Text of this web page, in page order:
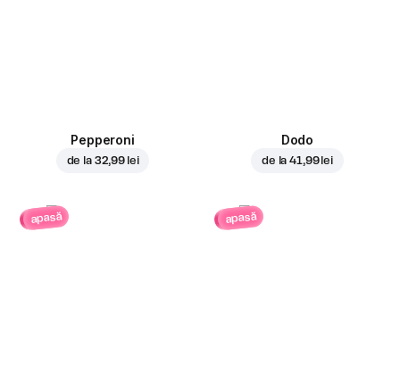
Pepperoni
de la 32,99 lei
Dodo
de la41,99 lei
apasă apasă